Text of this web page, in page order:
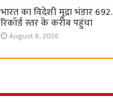
भारत का विदेशी मुद्रा भंडार
रिकॉर्ड स्तर के करीब पहुंचा
August 8, 2026